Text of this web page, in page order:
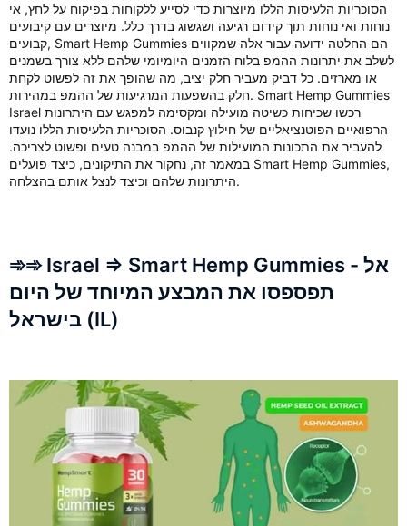
הסוכריות הלעיסות הללו מיוצרות כדי לסייע ללקוחות בפיקוח על לחץ, אי
נוחות ואי נוחות תוך קידום רגיעה ושגשוג בדרך כלל. מיוצרים עם קיבועים
קבועים, Smart Hemp Gummies הם החלטה ידועה עבור אלה שמקווים
לשלב את יתרונות ההמפ בלוח הזמנים היומיומי שלהם ללא צורך בשמנים
או מארזים. כל דביק מעביר חלק יציב, מה שהופך את זה לפשוט לקחת
חלק בהשפעות המרגיעות של ההמפ במהירות. Smart Hemp Gummies
Israel רכשו שכיחות כשיטה מועילה ומקסימה למפגש עם היתרונות
הרפואיים הפוטנציאליים של חילוץ קנבוס. הסוכריות הלעיסות הללו נועדו
להעביר את התכונות המועילות של ההמפ במבנה טעים ופשוט לצריכה.
במאמר זה, נחקור את התיקונים, כיצד פועלים Smart Hemp Gummies,
היתרונות שלהם וכיצד לנצל אותם בהצלחה.
➾➾ Israel => Smart Hemp Gummies - אל
תפספסו את המבצע המיוחד של היום
בישראל (IL)